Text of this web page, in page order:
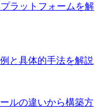
ラットフォームを解
と具体的手法を解説
ルの違いから構築方